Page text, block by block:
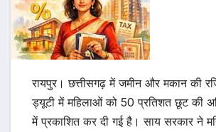
रायपुर। छत्तीसगढ़ में जमीन और मकान की
ड्यूटी में महिलाओं को 50 प्रतिशत छूट की
में प्रकाशित कर दी गई है। साय सरकार ने